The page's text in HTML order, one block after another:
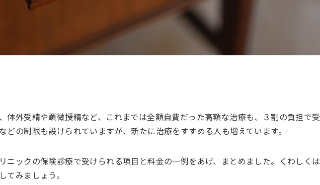
体外受精や顕微授精など、これまでは全額自費だった高額な治療も、３割の負担で受
どの制限も設けられていますが、新たに治療をすすめる人も増えています。
ニックの保険診療で受けられる項目と料金の一例をあげ、まとめました。くわしくは
てみましょう。